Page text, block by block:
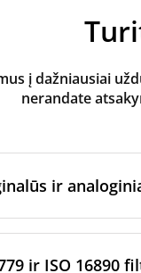
į dažniausiai
nerandate
ir
per sertifikuotus
ir ISO 16890